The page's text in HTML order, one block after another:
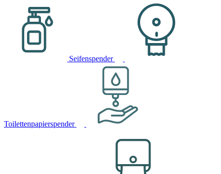
Seifenspender
Toilettenpapierspender